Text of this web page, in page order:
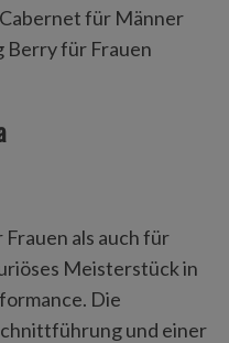
für Männer
Berry für Frauen
als auch für
Meisterstück in
Die
und einer